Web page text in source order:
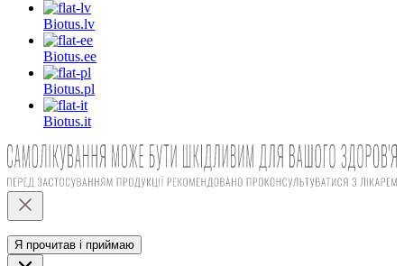
Biotus.lv
Biotus.ee
Biotus.pl
Biotus.it
Я прочитав і приймаю